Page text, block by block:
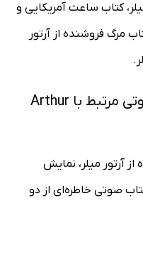
کتاب ساعت آمریکایی و
مرگ فروشنده از آرتور
خرید و شنیدن کتاب‌های صوتی مرتبط با Arthur
آرتور میلر، نمایش
صوتی خاطره‌ای از دو